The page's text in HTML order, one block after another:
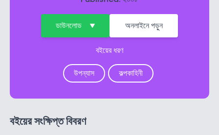
ডাউনলোড অনলাইনে পড়ুন
বইয়ের ধরণ
উপন্যাস কল্পকাহিনী
বইয়ের সংক্ষিপ্ত বিবরণ